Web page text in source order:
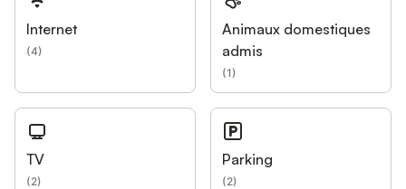
Internet
(4)
Animaux domestiques
admis
(1)
TV
(2)
Parking
(2)